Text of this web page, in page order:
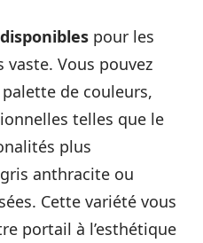
pour les
vaste. Vous pouvez
de couleurs,
telles que le
plus
anthracite ou
Cette variété vous
portail à l’esthétique